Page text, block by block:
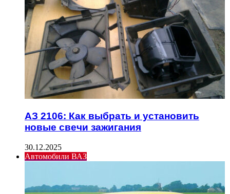
АЗ 2106: Как выбрать и установить
новые свечи зажигания
30.12.2025
Автомобили ВАЗ